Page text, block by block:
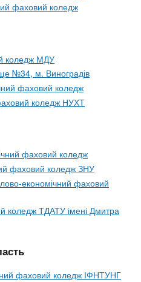
фаховий коледж
коледж МДУ
№34, м. Виноградів
фаховий коледж
коледж НУХТ
фаховий коледж
фаховий коледж ЗНУ
економічний фаховий
коледж ТДАТУ імені Дмитра
фаховий коледж ІФНТУНГ